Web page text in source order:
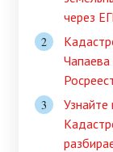
через
Узнайте